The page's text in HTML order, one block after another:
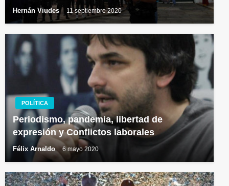
Hernán Viudes 11 septiembre 2020
POLÍTICA
Periodismo, pandemia, libertad de
expresión y Conflictos laborales
Félix Arnaldo 6 mayo 2020